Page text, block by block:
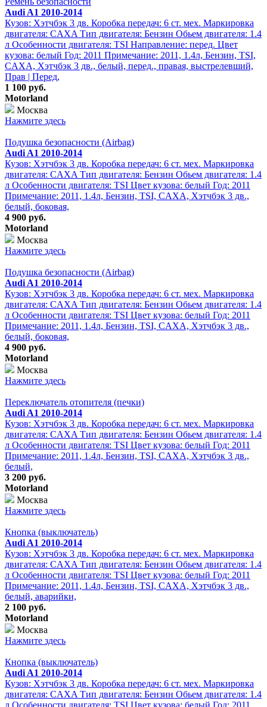
Audi A1 2010-2014
Кузов: Хэтчбэк 3 дв. Коробка передач: 6 ст. мех. Маркировка
двигателя: CAXA Тип двигателя: Бензин Обьем двигателя: 1.4
л Особенности двигателя: TSI Направление: перед. Цвет
кузова: белый Год: 2011 Примечание: 2011, 1.4л, Бензин, TSI,
CAXA, Хэтчбэк 3 дв., белый, перед., правая, выстрелевший,
Прав | Перед,
1 100 руб.
Motorland
Москва
Нажмите здесь
Подушка безопасности (Airbag)
Audi A1 2010-2014
Кузов: Хэтчбэк 3 дв. Коробка передач: 6 ст. мех. Маркировка
двигателя: CAXA Тип двигателя: Бензин Обьем двигателя: 1.4
л Особенности двигателя: TSI Цвет кузова: белый Год: 2011
Примечание: 2011, 1.4л, Бензин, TSI, CAXA, Хэтчбэк 3 дв.,
белый, боковая,
4 900 руб.
Motorland
Москва
Нажмите здесь
Подушка безопасности (Airbag)
Audi A1 2010-2014
Кузов: Хэтчбэк 3 дв. Коробка передач: 6 ст. мех. Маркировка
двигателя: CAXA Тип двигателя: Бензин Обьем двигателя: 1.4
л Особенности двигателя: TSI Цвет кузова: белый Год: 2011
Примечание: 2011, 1.4л, Бензин, TSI, CAXA, Хэтчбэк 3 дв.,
белый, боковая,
4 900 руб.
Motorland
Москва
Нажмите здесь
Переключатель отопителя (печки)
Audi A1 2010-2014
Кузов: Хэтчбэк 3 дв. Коробка передач: 6 ст. мех. Маркировка
двигателя: CAXA Тип двигателя: Бензин Обьем двигателя: 1.4
л Особенности двигателя: TSI Цвет кузова: белый Год: 2011
Примечание: 2011, 1.4л, Бензин, TSI, CAXA, Хэтчбэк 3 дв.,
белый,
3 200 руб.
Motorland
Москва
Нажмите здесь
Кнопка (выключатель)
Audi A1 2010-2014
Кузов: Хэтчбэк 3 дв. Коробка передач: 6 ст. мех. Маркировка
двигателя: CAXA Тип двигателя: Бензин Обьем двигателя: 1.4
л Особенности двигателя: TSI Цвет кузова: белый Год: 2011
Примечание: 2011, 1.4л, Бензин, TSI, CAXA, Хэтчбэк 3 дв.,
белый, аварийки,
2 100 руб.
Motorland
Москва
Нажмите здесь
Кнопка (выключатель)
Audi A1 2010-2014
Кузов: Хэтчбэк 3 дв. Коробка передач: 6 ст. мех. Маркировка
двигателя: CAXA Тип двигателя: Бензин Обьем двигателя: 1.4
л Особенности двигателя: TSI Цвет кузова: белый Год: 2011